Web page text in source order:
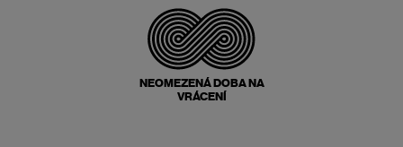
NEOMEZENÁ DOBA NA
VRÁCENÍ